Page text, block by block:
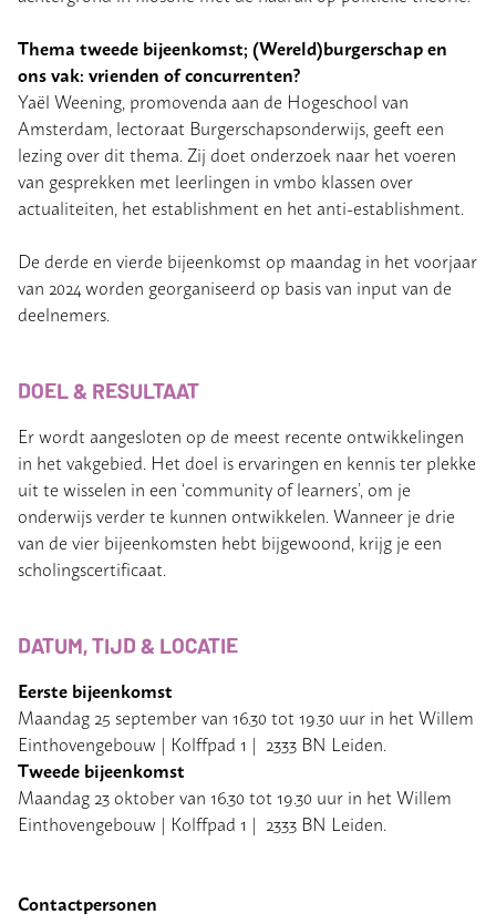
Thema tweede bijeenkomst; (Wereld)burgerschap en
ons vak: vrienden of concurrenten?
Yaël Weening, promovenda aan de Hogeschool van
Amsterdam, lectoraat Burgerschapsonderwijs, geeft een
lezing over dit thema. Zij doet onderzoek naar het voeren
van gesprekken met leerlingen in vmbo klassen over
actualiteiten, het establishment en het anti-establishment.
De derde en vierde bijeenkomst op maandag in het voorjaar
van 2024 worden georganiseerd op basis van input van de
deelnemers.
DOEL & RESULTAAT
Er wordt aangesloten op de meest recente ontwikkelingen
in het vakgebied. Het doel is ervaringen en kennis ter plekke
uit te wisselen in een ‘community of learners’, om je
onderwijs verder te kunnen ontwikkelen. Wanneer je drie
van de vier bijeenkomsten hebt bijgewoond, krijg je een
scholingscertificaat.
DATUM, TIJD & LOCATIE
Eerste bijeenkomst
Maandag 25 september van 16.30 tot 19.30 uur in het Willem
Einthovengebouw | Kolffpad 1 | 2333 BN Leiden.
Tweede bijeenkomst
Maandag 23 oktober van 16.30 tot 19.30 uur in het Willem
Einthovengebouw | Kolffpad 1 | 2333 BN Leiden.
Contactpersonen